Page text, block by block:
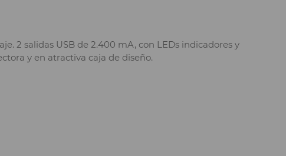
2 salidas USB de 2.400 mA, con LEDs indicadores y
y en atractiva caja de diseño.